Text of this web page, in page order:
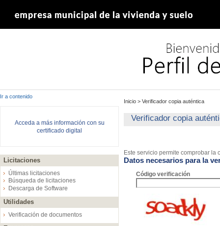
Ir a contenido
Acceda a más información con su
certificado digital
Licitaciones
Últimas licitaciones
Búsqueda de licitaciones
Descarga de Software
Utilidades
Verificación de documentos
Inicio > Verificador copia auténtica
Verificador copia
Este servicio permite comprobar
Datos necesarios para la
Código verificación